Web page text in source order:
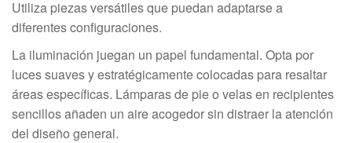
Utiliza piezas versátiles que puedan adaptarse a
diferentes configuraciones.
La iluminación juegan un papel fundamental. Opta por
luces suaves y estratégicamente colocadas para resaltar
áreas específicas. Lámparas de pie o velas en recipientes
sencillos añaden un aire acogedor sin distraer la atención
del diseño general.